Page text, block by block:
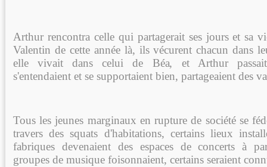
Arthur rencontra celle qui partagerait ses jours et sa
Valentin de cette année là, ils vécurent chacun dans
elle vivait dans celui de Béa, et Arthur passait
s'entendaient et se supportaient bien, partageaient des
Tous les jeunes marginaux en rupture de société se
travers des squats d'habitations, certains lieux
fabriques devenaient des espaces de concerts à
groupes de musique foisonnaient, certains seraient